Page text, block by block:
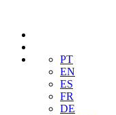
PT
EN
ES
FR
DE